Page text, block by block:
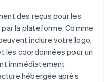
des reçus pour les
la plateforme. Comme
inclure votre logo,
les coordonnées pour un
immédiatement
hébergée après